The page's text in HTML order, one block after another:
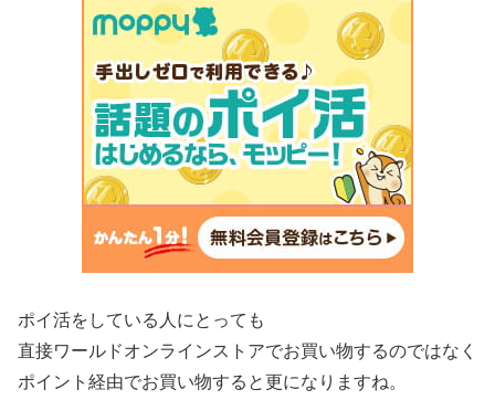
ポイ活をしている人にとっても
直接ワールドオンラインストアでお買い物するのではなく
ポイント経由でお買い物すると更になりますね。